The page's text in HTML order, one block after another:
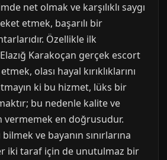
net olmak ve karşılıklı saygı
etmek, başarılı bir
Özellikle ilk
Karakoçan gerçek escort
olası hayal kırıklıklarını
ki bu hizmet, lüks bir
bu nedenle kalite ve
vermemek en doğrusudur.
bilmek ve bayanın sınırlarına
iki taraf için de unutulmaz bir